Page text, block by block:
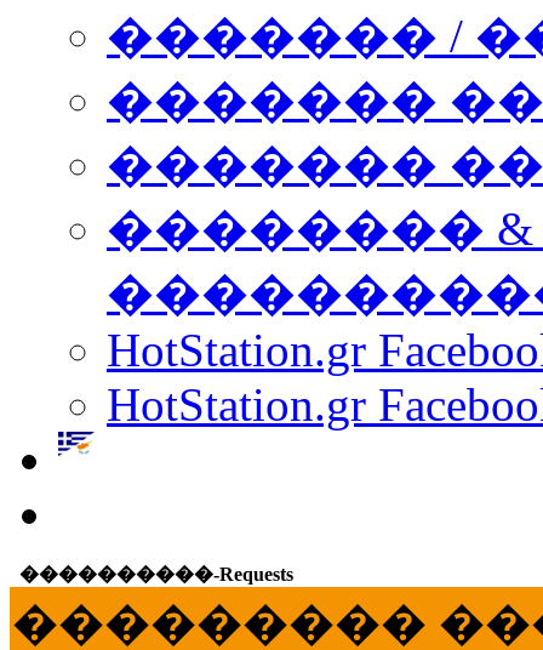
������� /
�������
������� ���
��������
HotStation.gr
HotStation.gr
����������-Requests
���������